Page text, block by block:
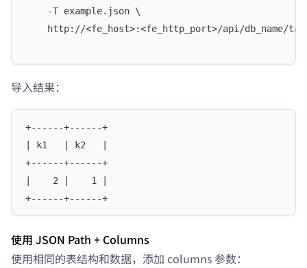
    -T example.json \
http://<fe_host>:<fe_http_port>/api/db_name/
导入结果：
+------+------+
| k1   | k2   |
+------+------+
|    2 |    1 |
+------+------+
使用 JSON Path + Columns
使用相同的表结构和数据，添加 columns 参数：